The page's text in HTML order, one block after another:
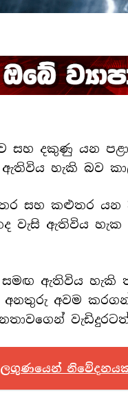
සහ දකුණු යන
හැකි බව
සහ කළුතර යන
වැසි ඇතිවිය
ඇතිවිය හැකි
අවම